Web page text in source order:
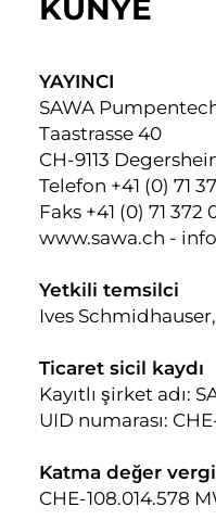
KÜNYE
YAYINCI
SAWA
Taastrasse 40
CH-9113
Telefon +41 (0) 71
Faks +41 (0) 71 372
www.sawa.ch -
Yetkili temsilci
Ives
Ticaret sicil kaydı
Kayıtlı şirket adı:
UID numarası:
Katma değer
CHE-108.014.578